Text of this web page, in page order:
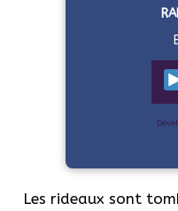
Les rideaux sont